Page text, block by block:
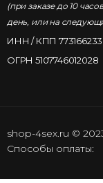
(при заказе до 10
день, или на
ИНН / КПП
ОГРН 5107746012028
shop-4sex.ru ©
Способы оплаты: